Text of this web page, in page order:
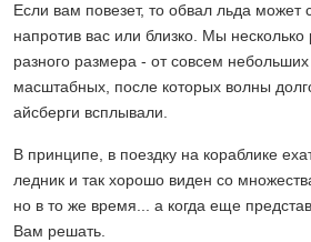
Если вам повезет, то обвал льда может
напротив вас или близко. Мы
разного размера - от совсем
масштабных, после которых волны
айсберги всплывали.
В принципе, в поездку на кораблике
ледник и так хорошо виден со
но в то же время... а когда еще
Вам решать.